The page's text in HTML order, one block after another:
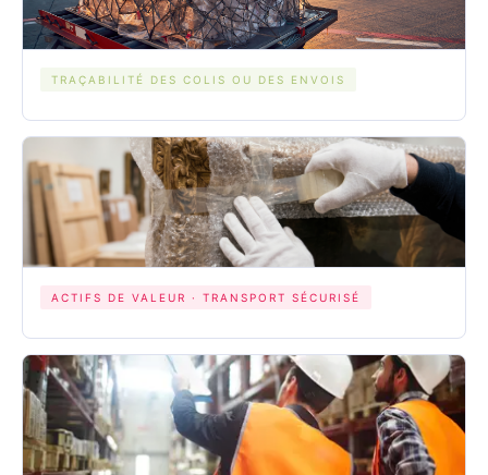
TRAÇABILITÉ DES COLIS OU DES ENVOIS
ACTIFS DE VALEUR · TRANSPORT SÉCURISÉ